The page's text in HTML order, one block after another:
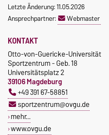
Letzte Änderung: 11.05.2026
Ansprechpartner:
Webmaster
KONTAKT
Otto-von-Guericke-Universität
Sportzentrum - Geb. 18
Universitätsplatz 2
39106 Magdeburg
+49 391 67-58851
sportzentrum@ovgu.de
mehr…
www.ovgu.de